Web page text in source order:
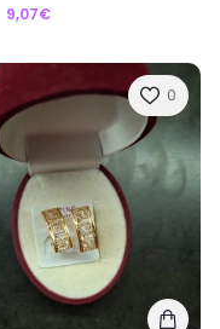
9,07€
0